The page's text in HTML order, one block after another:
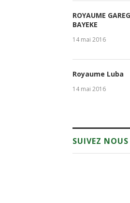
ROYAUME
BAYEKE
14 mai 2016
Royaume Luba
14 mai 2016
SUIVEZ NOUS